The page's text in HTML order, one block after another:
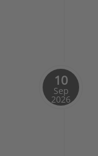
10
Sep
2026